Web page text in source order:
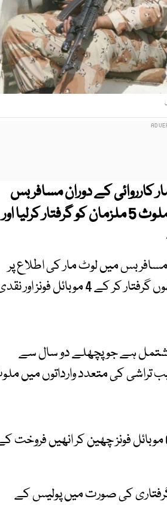
کارروائی کے دوران مسافر بس
میں جیب تراشی اور لوٹ مار کی متعدد وارداتوں میں ملوث 5 ملزمان کو گرفتار کرلیا اور
بس میں لوٹ مار کی اطلاع پر
رینجرز نے بروقت کارروائی کرتے ہوئے 5 ملزمان کو رنگے ہاتھوں گرفتار کر کے 4 موبائل فونز
ملزمان کا گروہ 10 سے 12 افراد پر مشتمل ہے جو پچھلے دو سال سے
کی متعدد وارداتوں میں
ترجمان نے بتایا کہ گرفتار ملزمان روزانہ کی بنیاد پر 5 سے 6 موبائل فونز چھین کر انھیں
کی صورت میں پولیس کے